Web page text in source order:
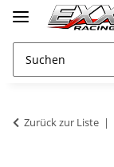
Zurück zur Liste